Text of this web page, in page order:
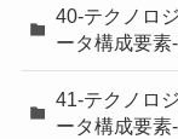
40-テクノロ
ータ構成要素
41-テクノロ
ータ構成要素